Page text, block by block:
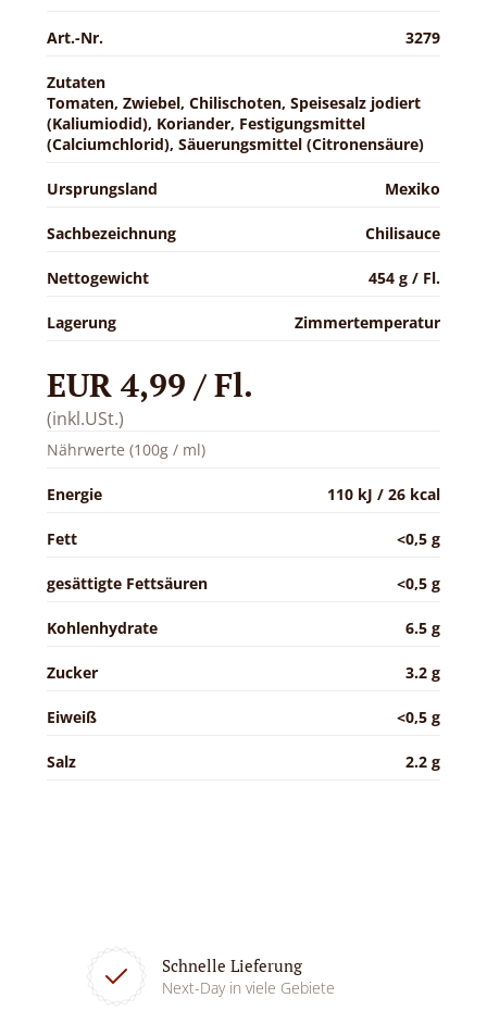
Art.-Nr. 3279
Zutaten
Tomaten, Zwiebel, Chilischoten, Speisesalz jodiert
(Kaliumiodid), Koriander, Festigungsmittel
(Calciumchlorid), Säuerungsmittel (Citronensäure)
Ursprungsland Mexiko
Sachbezeichnung Chilisauce
Nettogewicht 454 g / Fl.
Lagerung Zimmertemperatur
EUR 4,99 / Fl.
(inkl.USt.)
Nährwerte (100g / ml)
Energie 110 kJ / 26 kcal
Fett <0,5 g
gesättigte Fettsäuren <0,5 g
Kohlenhydrate 6.5 g
Zucker 3.2 g
Eiweiß <0,5 g
Salz 2.2 g
Schnelle Lieferung
Next-Day in viele Gebiete